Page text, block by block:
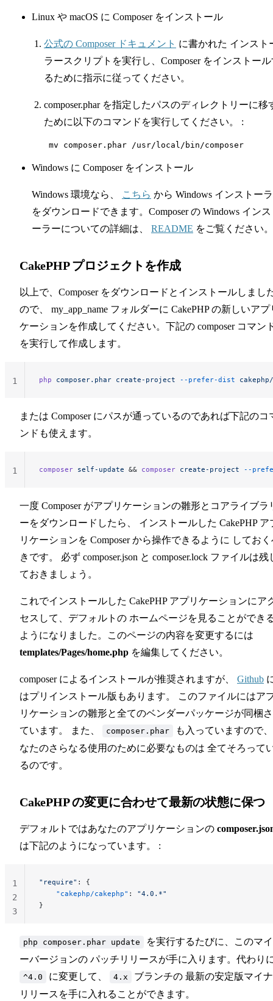
Linux や macOS に Composer をインストール
公式の Composer ドキュメント に書かれた インスト
ラースクリプトを実行し、Composer をインストー
るために指示に従ってください。
composer.phar を指定したパスのディレクトリーに移
ために以下のコマンドを実行してください。 :
Windows に Composer をインストール
Windows 環境なら、 こちら から Windows インストー
をダウンロードできます。Composer の Windows イン
ーラーについての詳細は、 README をご覧ください。
CakePHP プロジェクトを作成
以上で、Composer をダウンロードとインストールしまし
ので、 my_app_name フォルダーに CakePHP の新しいアプ
ケーションを作成してください。下記の composer コマン
を実行して作成します。
php composer.phar create-project --prefer-dist
1
または Composer にパスが通っているのであれば下記のコ
ンドも使えます。
composer self-update && composer create-project --
1
一度 Composer がアプリケーションの雛形とコアライブラ
ーをダウンロードしたら、 インストールした CakePHP ア
リケーションを Composer から操作できるように してお
きです。 必ず composer.json と composer.lock ファイルは残
ておきましょう。
これでインストールした CakePHP アプリケーションにア
セスして、デフォルトの ホームページを見ることができ
ようになりました。このページの内容を変更するには
templates/Pages/home.php を編集してください。
composer によるインストールが推奨されますが、 Github
はプリインストール版もあります。 このファイルにはア
リケーションの雛形と全てのベンダーパッケージが同梱
ています。 また、
composer.phar
も入っていますので
なたのさらなる使用のために必要なものは 全てそろって
るのです。
CakePHP の変更に合わせて最新の状態に保つ
デフォルトではあなたのアプリケーションの
は下記のようになっています。 :
"require" : {
    "cakephp/cakephp"
: "4.0.*"
}
1
2
3
php composer.phar update
を実行するたびに、このマ
ーバージョンの パッチリリースが手に入ります。代わり
^4.0 に変更して、 4.x
ブランチの 最新の安定版マイ
リリースを手に入れることができます。